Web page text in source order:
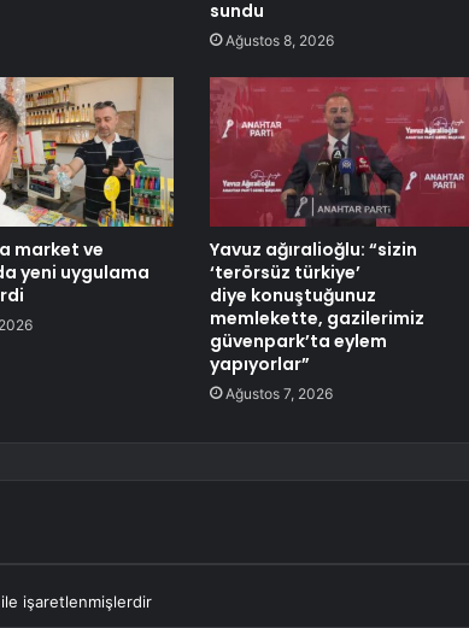
sundu
Ağustos 8, 2026
market ve
yeni uygulama
Yavuz ağıralioğlu: “sizin
‘terörsüz türkiye’
diye konuştuğunuz
memlekette, gazilerimiz
güvenpark’ta eylem
yapıyorlar”
Ağustos 7, 2026
ile işaretlenmişlerdir